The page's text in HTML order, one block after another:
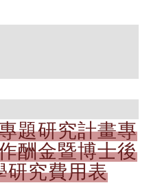
題研究計畫專
酬金暨博士後
研究費用表